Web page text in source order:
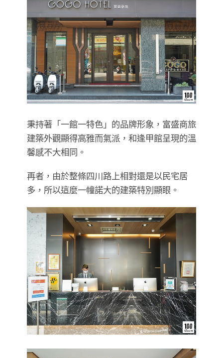
秉持著「一館一特色」的品牌形象，富盛商旅
建築外觀顯得高雅而氣派，和逢甲館呈現的溫
馨感不大相同。
再者，由於整條四川路上相對還是以民宅居
多，所以這麼一幢諾大的建築特別顯眼。